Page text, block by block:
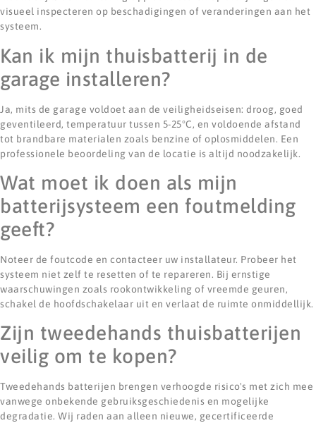
visueel inspecteren op beschadigingen of veranderingen aan het
systeem.
Kan ik mijn thuisbatterij in de
garage installeren?
Ja, mits de garage voldoet aan de veiligheidseisen: droog, goed
geventileerd, temperatuur tussen 5-25°C, en voldoende afstand
tot brandbare materialen zoals benzine of oplosmiddelen. Een
professionele beoordeling van de locatie is altijd noodzakelijk.
Wat moet ik doen als mijn
batterijsysteem een foutmelding
geeft?
Noteer de foutcode en contacteer uw installateur. Probeer het
systeem niet zelf te resetten of te repareren. Bij ernstige
waarschuwingen zoals rookontwikkeling of vreemde geuren,
schakel de hoofdschakelaar uit en verlaat de ruimte onmiddellijk.
Zijn tweedehands thuisbatterijen
veilig om te kopen?
Tweedehands batterijen brengen verhoogde risico's met zich mee
vanwege onbekende gebruiksgeschiedenis en mogelijke
degradatie. Wij raden aan alleen nieuwe, gecertificeerde